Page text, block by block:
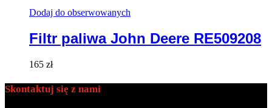
Dodaj do obserwowanych
Filtr paliwa John Deere RE509208
165 zł
Skontaktuj się z nami